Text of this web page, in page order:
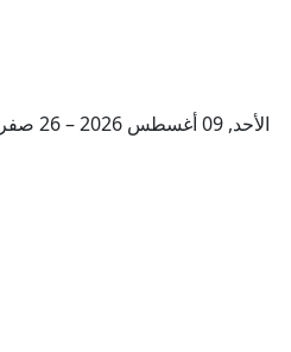
الأحد, 09 أغسطس 2026 – 26 صفر 1448 هـ